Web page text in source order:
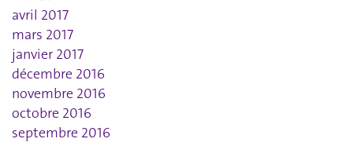
avril 2017
mars 2017
janvier 2017
décembre 2016
novembre 2016
octobre 2016
septembre 2016